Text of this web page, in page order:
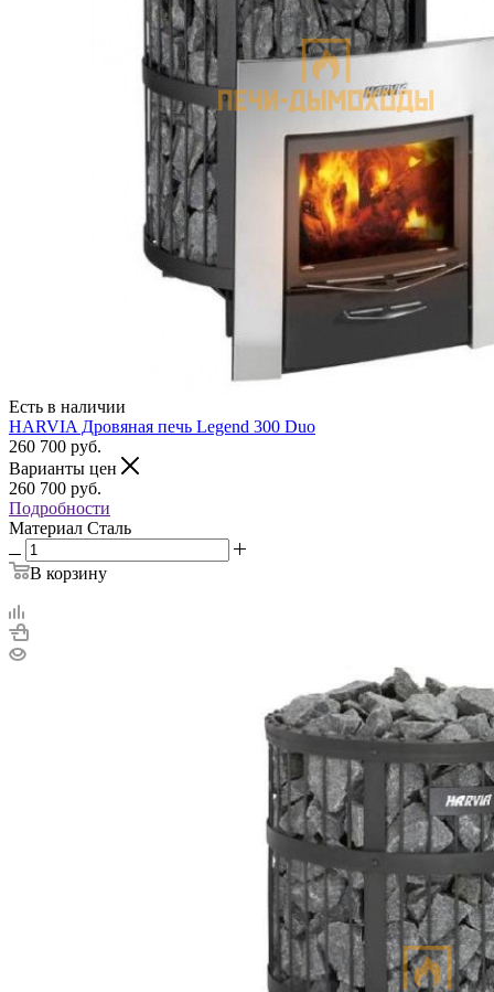
Есть в наличии
HARVIA Дровяная печь Legend 300 Duo
260 700 руб.
Варианты цен
260 700 руб.
Подробности
Материал Сталь
В корзину